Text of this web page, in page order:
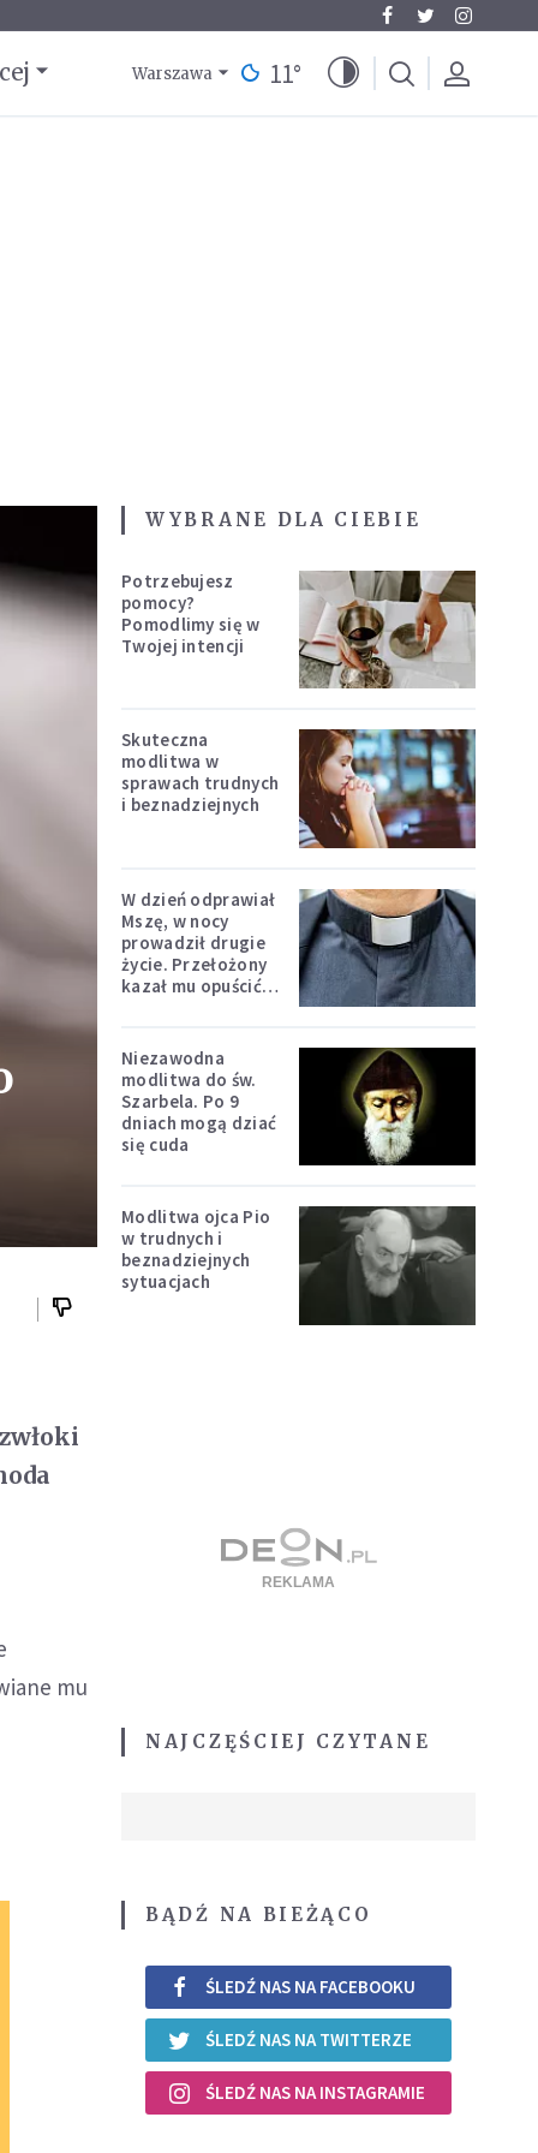
Warszawa 11°
mu
WYBRANE DLA CIEBIE
Potrzebujesz
pomocy?
Pomodlimy się w
Twojej intencji
Skuteczna
modlitwa w
sprawach trudnych
i beznadziejnych
W dzień odprawiał
Mszę, w nocy
prowadził drugie
życie. Przełożony
kazał mu opuścić
Niezawodna
modlitwa do św.
Szarbela. Po 9
dniach mogą dziać
się cuda
Modlitwa ojca Pio
w trudnych i
beznadziejnych
sytuacjach
NAJCZĘŚCIEJ CZYTANE
BĄDŹ NA BIEŻĄCO
ŚLEDŹ NAS NA FACEBOOKU
ŚLEDŹ NAS NA TWITTERZE
ŚLEDŹ NAS NA INSTAGRAMIE